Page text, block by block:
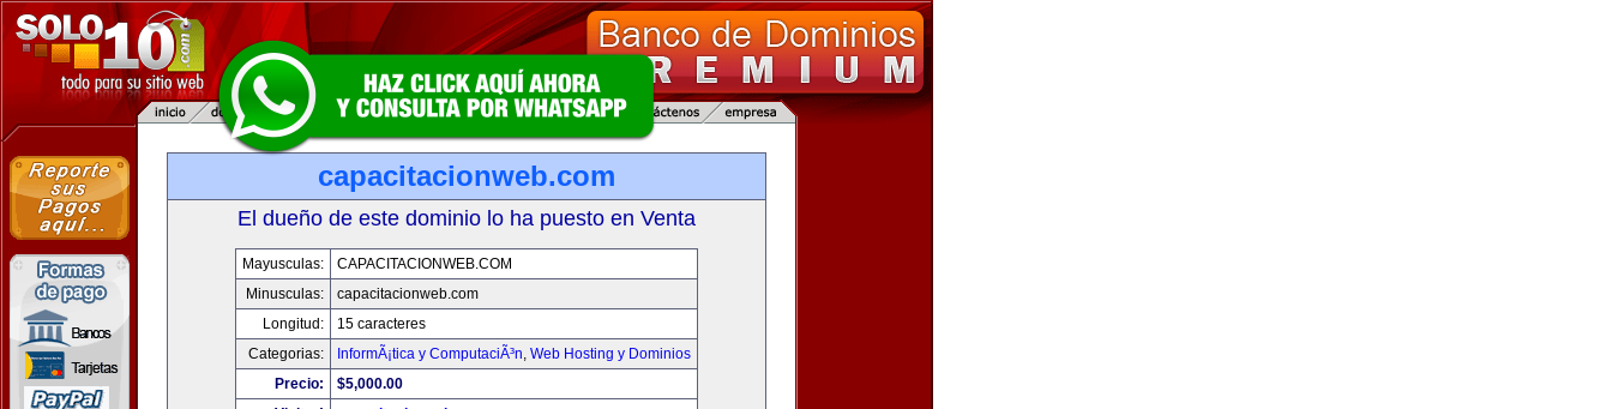
capacitacionweb.com
El dueño de este dominio lo ha puesto en Venta
Mayusculas:
CAPACITACIONWEB.COM
Minusculas:
capacitacionweb.com
Longitud:
15 caracteres
Categorias:
InformÃ¡tica y ComputaciÃ³n, Web Hosting y Dominios
Precio:
$5,000.00